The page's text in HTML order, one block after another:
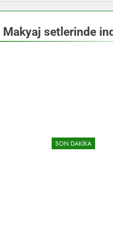
Makyaj setlerinde
SON DAKIKA